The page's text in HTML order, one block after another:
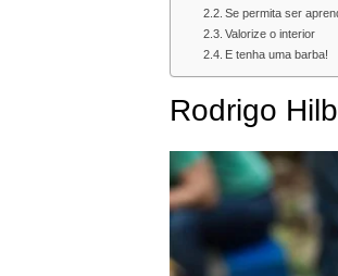
Se permita ser
Valorize o interior
E tenha uma barba!
Rodrigo